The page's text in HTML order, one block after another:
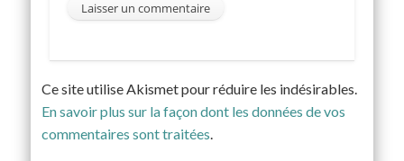
Ce site utilise Akismet pour réduire les indésirables.
En savoir plus sur la façon dont les données de vos
commentaires sont traitées.